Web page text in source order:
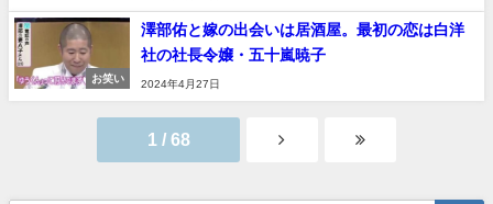
お笑い
澤部佑と嫁の出会いは居酒屋。最初の恋は白洋
社の社長令嬢・五十嵐暁子
2024年4月27日
1 / 68